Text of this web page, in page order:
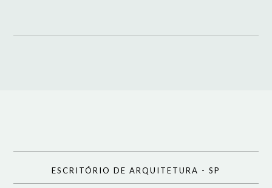
ESCRITÓRIO DE ARQUITETURA - SP